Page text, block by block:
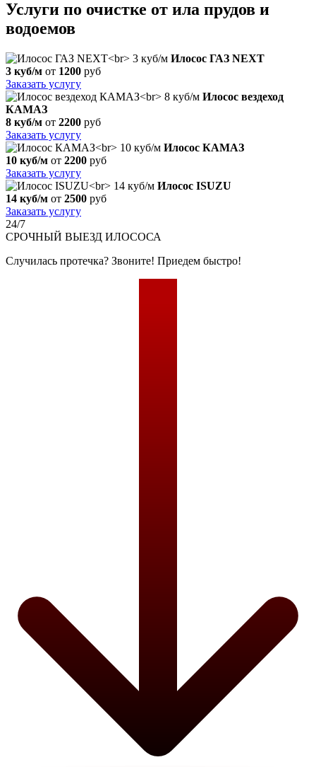
Услуги по очистке от ила прудов и
водоемов
Илосос ГАЗ NEXT
3 куб/м от 1200 руб
Заказать услугу
Илосос вездеход
КАМАЗ
8 куб/м от 2200 руб
Заказать услугу
Илосос КАМАЗ
10 куб/м от 2200 руб
Заказать услугу
Илосос ISUZU
14 куб/м от 2500 руб
Заказать услугу
24/7
СРОЧНЫЙ ВЫЕЗД ИЛОСОСА
Случилась протечка? Звоните! Приедем быстро!